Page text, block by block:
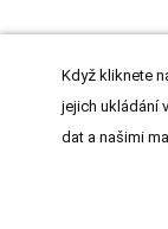
Když kliknete
jejich ukládání
dat a našimi